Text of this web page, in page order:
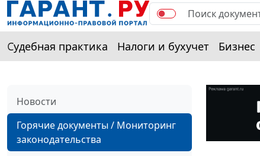
Судебная практика Налоги и бухучет Бизнес
Новости
Горячие документы / Мониторинг
законодательства